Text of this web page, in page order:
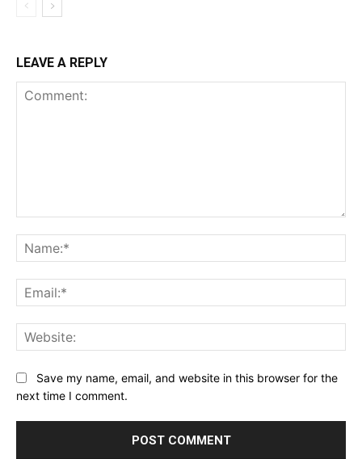
LEAVE A REPLY
Save my name, email, and website in this browser for the
next time I comment.